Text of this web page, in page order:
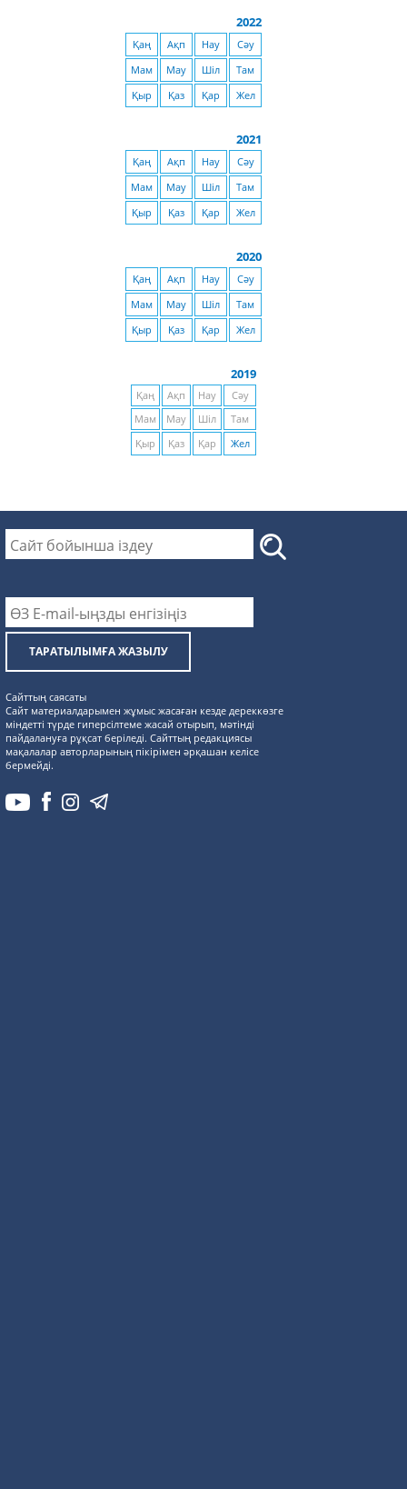
2022
Қаң Ақп Нау
Сәу
Мам
Мау Шіл
Там
Қыр
Қаз Қар Жел
2021
Қаң Ақп Нау
Сәу
Мам
Мау Шіл
Там
Қыр
Қаз Қар Жел
2020
Қаң Ақп Нау
Сәу
Мам
Мау Шіл
Там
Қыр
Қаз Қар Жел
2019
Қаң Ақп Нау
Сәу
Мам
Мау Шіл
Там
Қыр
Қаз Қар Жел
ТАРАТЫЛЫМҒА ЖАЗЫЛУ
Сайттың саясаты
Сайт материалдарымен жұмыс жасаған кезде дереккөзге
міндетті түрде гиперсілтеме жасай отырып, мәтінді
пайдалануға рұқсат беріледі. Сайттың редакциясы
мақалалар авторларының пікірімен әрқашан келісе
бермейді.